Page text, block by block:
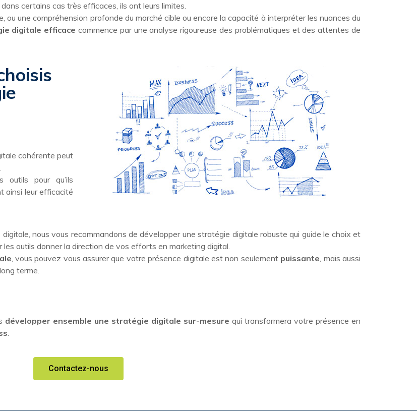
certains cas très efficaces, ils ont leurs limites.
une compréhension profonde du marché cible ou encore la capacité à interpréter les nuances du
digitale efficace commence par une analyse rigoureuse des problématiques et des attentes de
cohérente peut
outils pour qu’ils
ainsi leur efficacité
nous vous recommandons de développer une stratégie digitale robuste qui guide le choix et
les outils donner la direction de vos efforts en marketing digital.
, vous pouvez vous assurer que votre présence digitale est non seulement puissante, mais aussi
terme.
développer ensemble une stratégie digitale sur-mesure qui transformera votre présence en
.
Contactez-nous